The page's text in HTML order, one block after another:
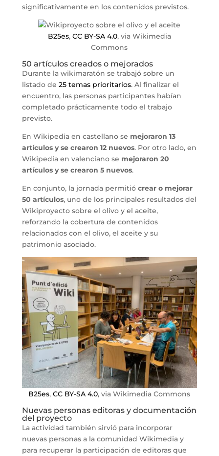
significativamente en los contenidos previstos.
B25es, CC BY-SA 4.0, via Wikimedia
Commons
50 artículos creados o mejorados
Durante la wikimaratón se trabajó sobre un
listado de 25 temas prioritarios. Al finalizar el
encuentro, las personas participantes habían
completado prácticamente todo el trabajo
previsto.
En Wikipedia en castellano se mejoraron 13
artículos y se crearon 12 nuevos. Por otro lado, en
Wikipedia en valenciano se mejoraron 20
artículos y se crearon 5 nuevos.
En conjunto, la jornada permitió crear o mejorar
50 artículos, uno de los principales resultados del
Wikiproyecto sobre el olivo y el aceite,
reforzando la cobertura de contenidos
relacionados con el olivo, el aceite y su
patrimonio asociado.
B25es,CC BY-SA 4.0, via Wikimedia Commons
Nuevas personas editoras y documentación
del proyecto
La actividad también sirvió para incorporar
nuevas personas a la comunidad Wikimedia y
para recuperar la participación de editoras que